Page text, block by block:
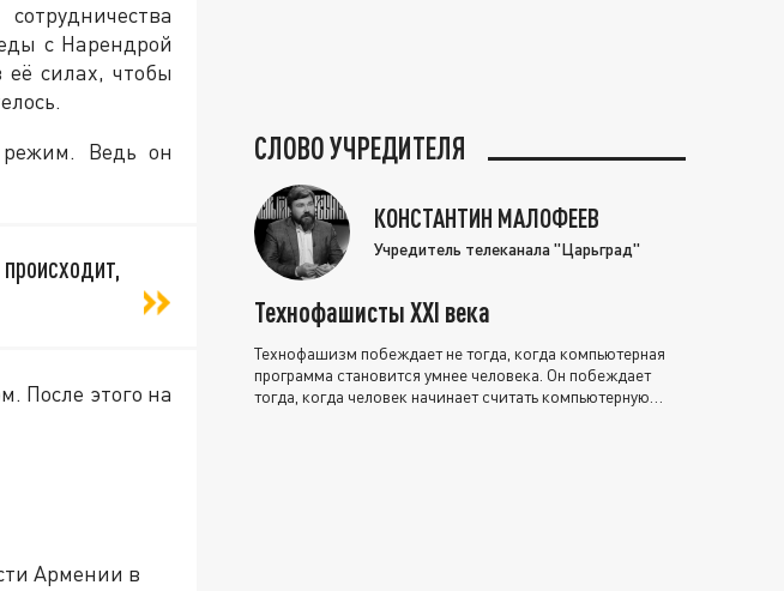
с Нарендрой
силах, чтобы
режим. Ведь он
После этого на
Армении в
СЛОВО УЧРЕДИТЕЛЯ
КОНСТАНТИН МАЛОФЕЕВ
Учредитель телеканала "Царьград"
Технофашисты XXI века
Технофашизм побеждает не тогда, когда компьютерная
программа становится умнее человека. Он побеждает
тогда, когда человек начинает считать компьютерную